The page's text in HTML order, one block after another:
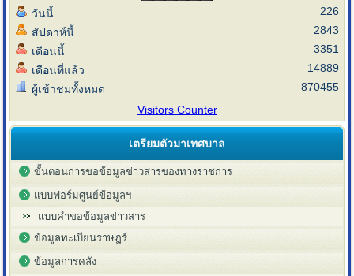
วันนี้
สัปดาห์นี้
เดือนนี้
เดือนที่แล้ว
ผู้เข้าชมทั้งหมด
226
2843
3351
14889
870455
Visitors Counter
เตรียมตัวมาเทศบาล
ขั้นตอนการขอข้อมูลข่าวสารของทางราชการ
แบบฟอร์มศูนย์ข้อมูลฯ
แบบคำขอข้อมูลข่าวสาร
ข้อมูลทะเบียนราษฎร์
ข้อมูลการคลัง